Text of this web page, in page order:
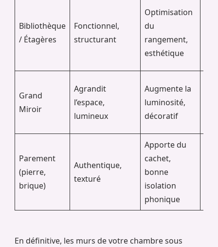
Bibliothèque
/ Étagères
Fonctionnel,
structurant
Optimisation
du
rangement,
esthétique
Grand
Miroir
Agrandit
l’espace,
lumineux
Augmente la
luminosité,
décoratif
Parement
(pierre,
brique)
Authentique,
texturé
Apporte du
cachet,
bonne
isolation
phonique
En définitive, les murs de votre chambre sous